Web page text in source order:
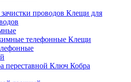
Клещи для
Клещи
Ключ Кобра